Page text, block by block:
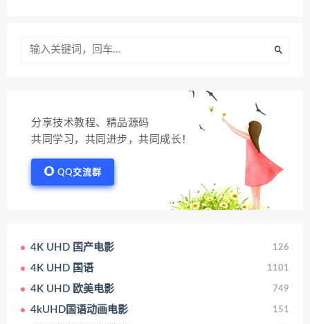
分享技术教程、精品源码
共同学习，共同进步，共同成长！
QQ交流群
4K UHD 国产电影 126
4K UHD 国语 1101
4K UHD 欧美电影 749
4kUHD国语动画电影 151